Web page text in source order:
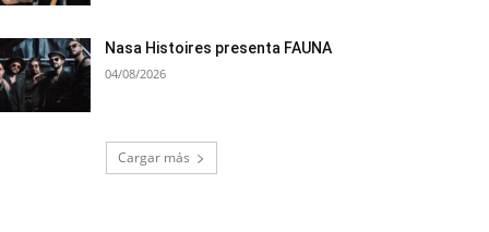
Nasa Histoires presenta FAUNA
04/08/2026
Cargar más